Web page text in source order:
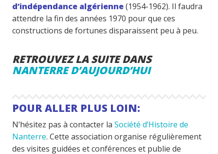
d’indépendance algérienne(1954-1962). Il faudra
attendre la fin des années 1970 pour que ces
constructions de fortunes disparaissent peu à peu.
RETROUVEZ LA SUITE DANS
NANTERRE D’AUJOURD’HUI
POUR ALLER PLUS LOIN:
N’hésitez pas à contacter la Société d’Histoire de
Nanterre. Cette association organise régulièrement
des visites guidées et conférences et publie de